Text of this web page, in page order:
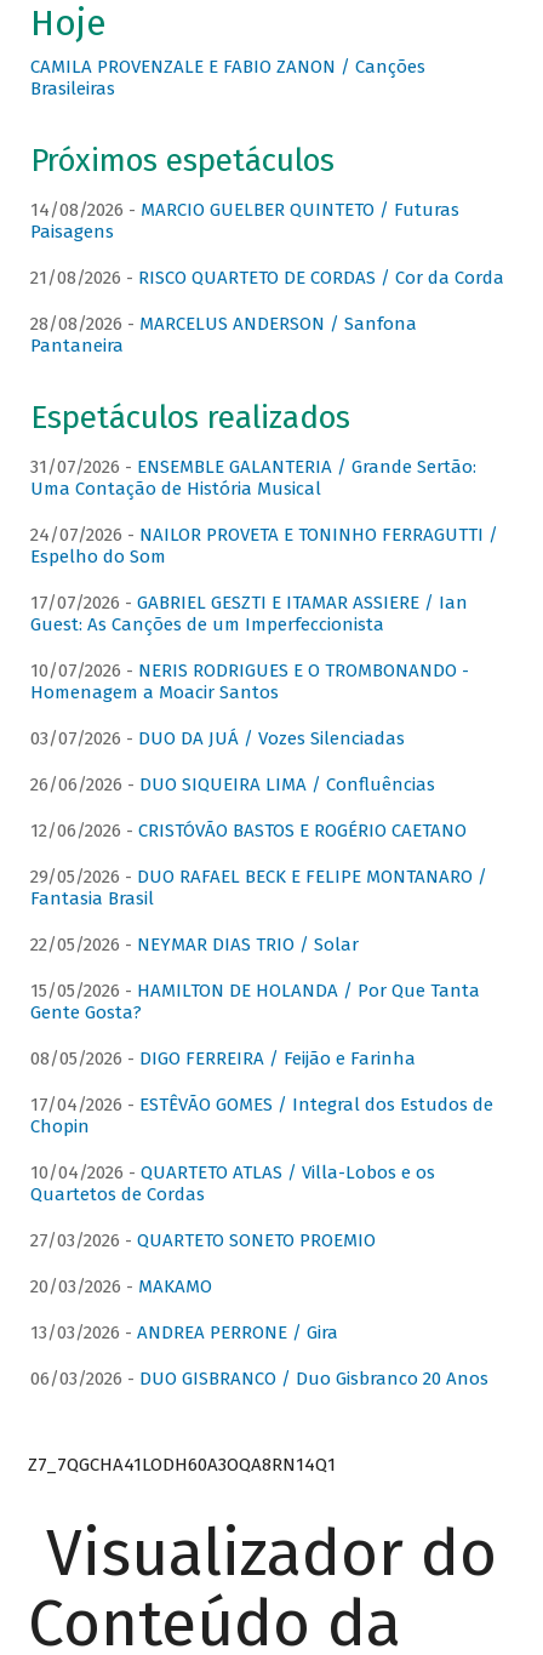
Hoje
CAMILA PROVENZALE E FABIO ZANON / Canções
Brasileiras
Próximos espetáculos
14/08/2026 - MARCIO GUELBER QUINTETO / Futuras
Paisagens
21/08/2026 - RISCO QUARTETO DE CORDAS / Cor da Corda
28/08/2026 - MARCELUS ANDERSON / Sanfona
Pantaneira
Espetáculos realizados
31/07/2026 - ENSEMBLE GALANTERIA / Grande Sertão:
Uma Contação de História Musical
24/07/2026 - NAILOR PROVETA E TONINHO FERRAGUTTI /
Espelho do Som
17/07/2026 - GABRIEL GESZTI E ITAMAR ASSIERE / Ian
Guest: As Canções de um Imperfeccionista
10/07/2026 - NERIS RODRIGUES E O TROMBONANDO -
Homenagem a Moacir Santos
03/07/2026 - DUO DA JUÁ / Vozes Silenciadas
26/06/2026 - DUO SIQUEIRA LIMA / Confluências
12/06/2026 - CRISTÓVÃO BASTOS E ROGÉRIO CAETANO
29/05/2026 - DUO RAFAEL BECK E FELIPE MONTANARO /
Fantasia Brasil
22/05/2026 - NEYMAR DIAS TRIO / Solar
15/05/2026 - HAMILTON DE HOLANDA / Por Que Tanta
Gente Gosta?
08/05/2026 - DIGO FERREIRA / Feijão e Farinha
17/04/2026 - ESTÊVÃO GOMES / Integral dos Estudos de
Chopin
10/04/2026 - QUARTETO ATLAS / Villa-Lobos e os
Quartetos de Cordas
27/03/2026 - QUARTETO SONETO PROEMIO
20/03/2026 - MAKAMO
13/03/2026 - ANDREA PERRONE / Gira
06/03/2026 - DUO GISBRANCO / Duo Gisbranco 20 Anos
Z7_7QGCHA41LODH60A3OQA8RN14Q1
Visualizador do
Conteúdo da